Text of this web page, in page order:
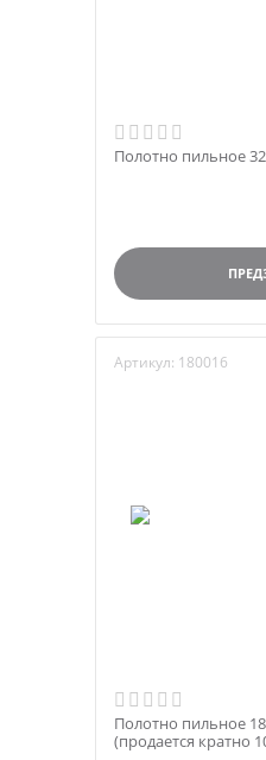
Полотно пильное
Артикул: 180016
Полотно пильное
(продается кратно